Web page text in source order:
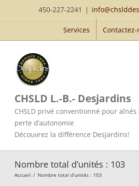
au
450-227-2241 |
Services
CHSLD L.-B.- Desjardins
CHSLD privé conventionné pour aînés
perte d’autonomie
Découvrez la différence Desjardins!
Nombre total d’unités : 103
Accueil / Nombre total d’unités : 103